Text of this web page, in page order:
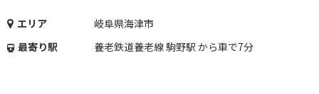
エリア
岐阜県海津市
最寄り駅
養老鉄道養老線 駒野駅 から車で7分